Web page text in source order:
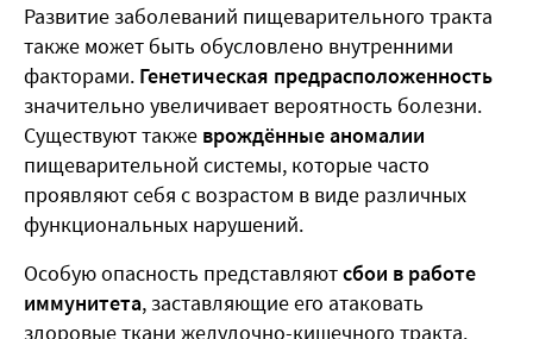
Развитие заболеваний пищеварительного тракта
также может быть обусловлено внутренними
факторами. Генетическая предрасположенность
значительно увеличивает вероятность болезни.
Существуют также врождённые аномалии
пищеварительной системы, которые часто
проявляют себя с возрастом в виде различных
функциональных нарушений.
Особую опасность представляютсбои в работе
иммунитета, заставляющие его атаковать
здоровые ткани желудочно-кишечного тракта.